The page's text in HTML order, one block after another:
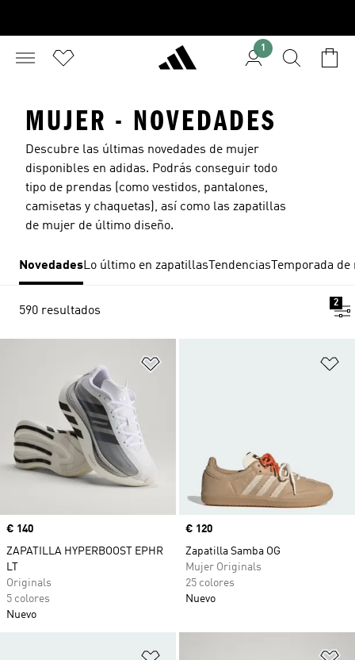
1
MUJER - NOVEDADES
Descubre las últimas novedades de mujer
disponibles en adidas. Podrás conseguir todo
tipo de prendas (como vestidos, pantalones,
camisetas y chaquetas), así como las zapatillas
de mujer de último diseño.
NovedadesLo último en zapatillas Tendencias Temporada
590 resultados
2
Precio
€ 140
ZAPATILLA HYPERBOOST EPHR
LT
Originals
5 colores
Nuevo
Precio
€ 120
Zapatilla Samba OG
Mujer Originals
25 colores
Nuevo